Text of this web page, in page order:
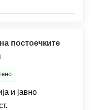
постоечките
и јавно